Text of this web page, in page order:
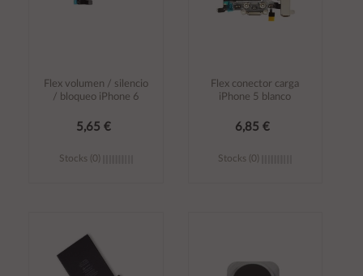
Flex volumen / silencio
/ bloqueo iPhone 6
5,65 €
Stocks (0)
carrito
Flex conector carga
iPhone 5 blanco
6,85 €
Stocks (0)